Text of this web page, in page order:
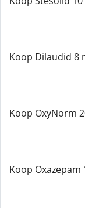
Koop Dilaudid 8
Koop OxyNorm
Koop Oxazepam